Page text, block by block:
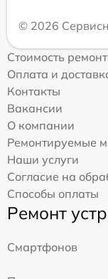
© 2026
Стоимость
Оплата и
Контакты
Вакансии
О компании
Ремонтируемые
Наши услуги
Согласие на
Способы оплаты
Ремонт
Смартфонов